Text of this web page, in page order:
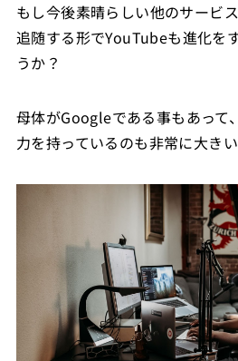
もし今後素晴らしい他のサービ
追随する形でYouTubeも進化を
うか？
母体がGoogleである事もあって
力を持っているのも非常に大きい